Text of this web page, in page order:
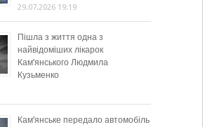
29.07.2026 19:19
Пішла з життя одна з
найвідоміших лікарок
Кам’янського Людмила
Кузьменко
Кам’янське передало автомобіль